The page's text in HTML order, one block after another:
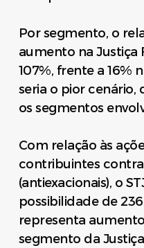
Por segmento, o
aumento na Justiça
107%, frente a 16%
seria o pior cenário,
os segmentos
Com relação às
contribuintes
(antiexacionais), o
possibilidade de
representa
segmento da